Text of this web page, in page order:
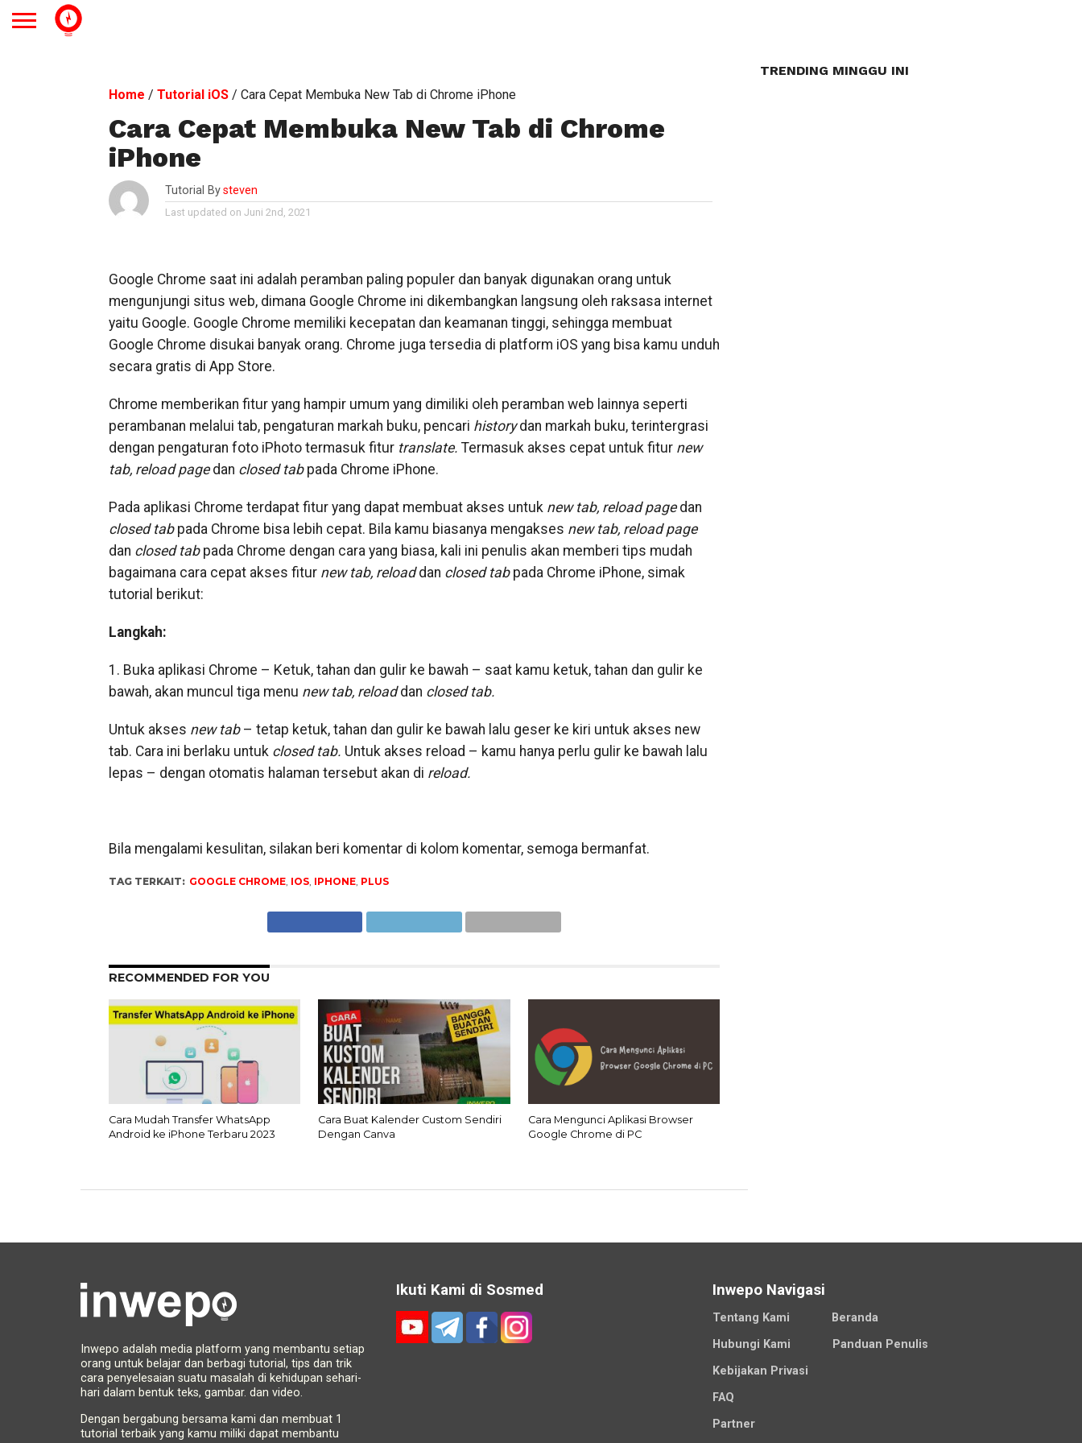
Home / Tutorial iOS/ Cara Cepat Membuka New Tab di Chrome iPhone
Cara Cepat Membuka New Tab di Chrome
iPhone
Tutorial Bysteven
Last updated on Juni 2nd, 2021
Google Chrome saat ini adalah peramban paling populer dan banyak digunakan orang untuk
mengunjungi situs web, dimana Google Chrome ini dikembangkan langsung oleh raksasa internet
yaitu Google. Google Chrome memiliki kecepatan dan keamanan tinggi, sehingga membuat
Google Chrome disukai banyak orang. Chrome juga tersedia di platform iOS yang bisa kamu unduh
secara gratis di App Store.
Chrome memberikan fitur yang hampir umum yang dimiliki oleh peramban web lainnya seperti
perambanan melalui tab, pengaturan markah buku, pencari historydan markah buku, terintergrasi
dengan pengaturan foto iPhoto termasuk fiturtranslate. Termasuk akses cepat untuk fitur new
tab, reload pagedan closed tabpada Chrome iPhone.
Pada aplikasi Chrome terdapat fitur yang dapat membuat akses untuk new tab, reload pagedan
closed tabpada Chrome bisa lebih cepat. Bila kamu biasanya mengakses new tab, reload page
dan closed tabpada Chrome dengan cara yang biasa, kali ini penulis akan memberi tips mudah
bagaimana cara cepat akses fitur new tab, reloaddan closed tabpada Chrome iPhone, simak
tutorial berikut:
Langkah:
1. Buka aplikasi Chrome – Ketuk, tahan dan gulir ke bawah – saat kamu ketuk, tahan dan gulir ke
bawah, akan muncul tiga menu new tab, reloaddan closed tab.
Untuk akses new tab– tetap ketuk, tahan dan gulir ke bawah lalu geser ke kiri untuk akses new
tab. Cara ini berlaku untuk closed tab. Untuk akses reload – kamu hanya perlu gulir ke bawah lalu
lepas – dengan otomatis halaman tersebut akan di reload.
Bila mengalami kesulitan, silakan beri komentar di kolom komentar, semoga bermanfat.
TAG TERKAIT: GOOGLE CHROME, IOS, IPHONE, PLUS
RECOMMENDED FOR YOU
Cara Mudah Transfer WhatsApp
Android ke iPhone Terbaru 2023
Cara Buat Kalender Custom Sendiri
Dengan Canva
Cara Mengunci Aplikasi Browser
Google Chrome di PC
TRENDING MINGGU INI
Inwepo adalah media platform yang membantu setiap
orang untuk belajar dan berbagi tutorial, tips dan trik
cara penyelesaian suatu masalah di kehidupan sehari-
hari dalam bentuk teks, gambar. dan video.
Dengan bergabung bersama kami dan membuat 1
tutorial terbaik yang kamu miliki dapat membantu
Ikuti Kami di Sosmed Inwepo Navigasi
Tentang Kami
Beranda
Hubungi Kami
Panduan Penulis
Kebijakan Privasi
FAQ
Partner